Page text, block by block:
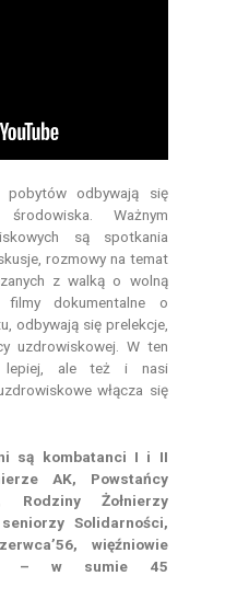
odbywają się
Ważnym
są spotkania
rozmowy na temat
z walką o wolną
filmy dokumentalne o
odbywają się prelekcje,
uzdrowiskowej. W ten
lepiej, ale też i nasi
włącza się
są kombatanci I i II
AK, Powstańcy
Rodziny Żołnierzy
Solidarności,
więźniowie
– w sumie 45